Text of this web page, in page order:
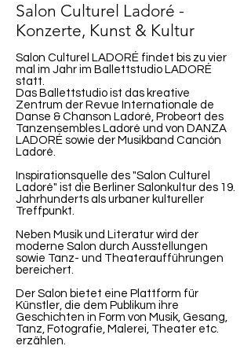
Salon Culturel Ladoré -
Konzerte, Kunst & Kultur
Salon Culturel LADORÉ findet bis zu vier
mal im Jahr im Ballettstudio LADORÉ
statt.
Das Ballettstudio ist das kreative
Zentrum der Revue Internationale de
Danse & Chanson Ladoré, Probeort des
Tanzensembles Ladoré und von DANZA
LADORÉ sowie der Musikband Canción
Ladoré.
Inspirationsquelle des "Salon Culturel
Ladoré" ist die Berliner Salonkultur des 19.
Jahrhunderts als urbaner kultureller
Treffpunkt.
Neben Musik und Literatur wird der
moderne Salon durch Ausstellungen
sowie Tanz- und Theateraufführungen
bereichert.
Der Salon bietet eine Plattform für
Künstler, die dem Publikum ihre
Geschichten in Form von Musik, Gesang,
Tanz, Fotografie, Malerei, Theater etc.
erzählen.